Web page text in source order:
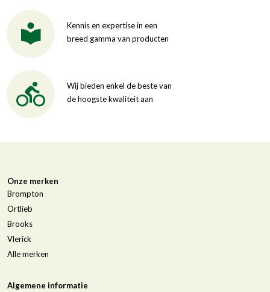
Kennis en expertise in een
breed gamma van producten
Wij bieden enkel de beste van
de hoogste kwaliteit aan
Onze merken
Brompton
Ortlieb
Brooks
Vlerick
Alle merken
Algemene informatie